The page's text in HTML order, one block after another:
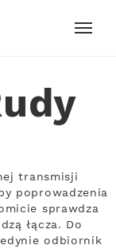
transmisji
poprowadzenia
sprawdza
łącza. Do
odbiornik